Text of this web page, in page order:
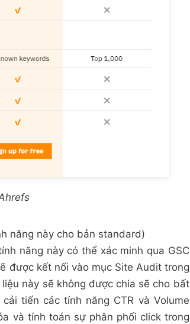
năng này cho bản standard)
năng này có thể xác minh qua GSC
được kết nối vào mục Site Audit trong
này sẽ không được chia sẽ cho bất
tiến các tính năng CTR và Volume
và tính toán sự phân phối click trong